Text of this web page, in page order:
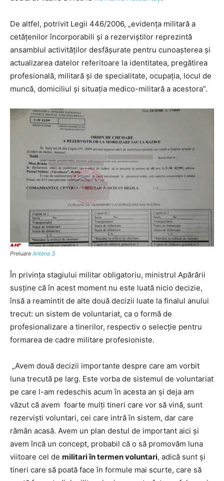
De altfel, potrivit Legii 446/2006, „evidenţa militară a
cetăţenilor încorporabili şi a rezerviştilor reprezintă
ansamblul activităţilor desfăşurate pentru cunoaşterea şi
actualizarea datelor referitoare la identitatea, pregătirea
profesională, militară şi de specialitate, ocupaţia, locul de
muncă, domiciliul şi situaţia medico-militară a acestora”.
Preluare Antena 3
În privința stagiului militar obligatoriu, ministrul Apărării
susține că în acest moment nu este luată nicio decizie,
însă a reamintit de alte două decizii luate la finalul anului
trecut: un sistem de voluntariat, ca o formă de
profesionalizare a tinerilor, respectiv o selecție pentru
formarea de cadre militare profesioniste.
„Avem două decizii importante despre care am vorbit
luna trecută pe larg. Este vorba de sistemul de voluntariat
pe care l-am redeschis acum în acesta an şi deja am
văzut că avem foarte mulți tineri care vor să vină, sunt
rezerviști voluntari, cei care intră în sistem, dar care
rămân acasă. Avem un plan destul de important aici şi
avem încă un concept, probabil că o să promovăm luna
viitoare cel de militari în termen voluntari, adică sunt şi
tineri care să poată face în formule mai scurte, care să